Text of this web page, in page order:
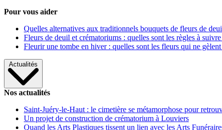
Pour vous aider
Quelles alternatives aux traditionnels bouquets de fleurs de
Fleurs de deuil et crématoriums : quelles sont les règles à
Fleurir une tombe en hiver : quelles sont les fleurs qui ne gèlent
Actualités
Nos actualités
Saint-Juéry-le-Haut : le cimetière se métamorphose pour
Un projet de construction de crématorium à Louviers
Quand les Arts Plastiques tissent un lien avec les Arts